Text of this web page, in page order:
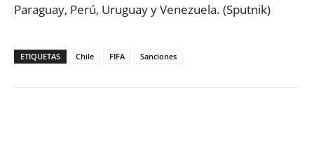
Paraguay, Perú, Uruguay y Venezuela. (Sputnik)
ETIQUETAS Chile FIFA Sanciones